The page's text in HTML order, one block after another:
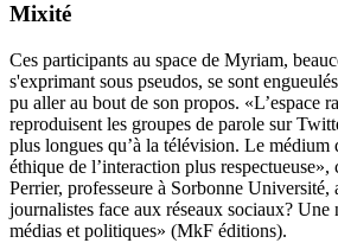
Mixité
Ces participants au space de Myriam,
s'exprimant sous pseudos, se sont
pu aller au bout de son propos. «L’espace
reproduisent les groupes de parole sur
plus longues qu’à la télévision. Le médium
éthique de l’interaction plus respectueuse»,
Perrier, professeure à Sorbonne Université,
journalistes face aux réseaux sociaux?
médias et politiques» (MkF éditions).